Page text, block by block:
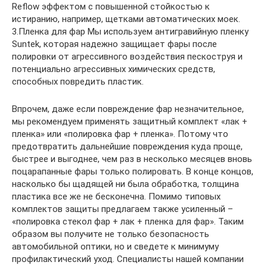
Reflow эффектом с повышенной стойкостью к
истиранию, например, щетками автоматических моек.
3.Пленка для фар Мы используем антигравийную пленку
Suntek, которая надежно защищает фары после
полировки от агрессивного воздействия пескоструя и
потенциально агрессивных химических средств,
способных повредить пластик.
Впрочем, даже если повреждение фар незначительное,
мы рекомендуем применять защитный комплект «лак +
пленка» или «полировка фар + пленка». Потому что
предотвратить дальнейшие повреждения куда проще,
быстрее и выгоднее, чем раз в несколько месяцев вновь
поцарапанные фары только полировать. В конце концов,
насколько бы щадящей ни была обработка, толщина
пластика все же не бесконечна. Помимо типовых
комплектов защиты предлагаем также усиленный –
«полировка стекол фар + лак + пленка для фар». Таким
образом вы получите не только безопасность
автомобильной оптики, но и сведете к минимуму
профилактический уход. Специалисты нашей компании